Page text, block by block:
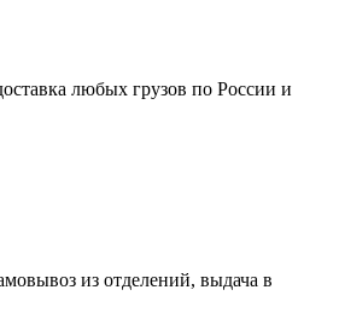
любых грузов по России и
из отделений, выдача в